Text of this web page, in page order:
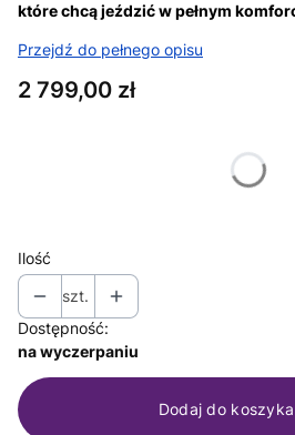
które chcą jeździć w pełnym
Przejdź do pełnego opisu
Cena
2 799,00 zł
Poszczególne warianty mogą różnić
Ilość
szt.
Dostępność:
na wyczerpaniu
Dodaj do koszyka